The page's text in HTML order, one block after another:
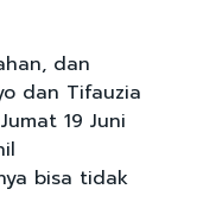
dan
dan Tifauzia
19 Juni
bisa tidak